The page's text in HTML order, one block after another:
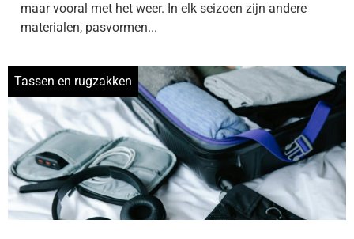
maar vooral met het weer. In elk seizoen zijn andere
materialen, pasvormen...
Tassen en rugzakken